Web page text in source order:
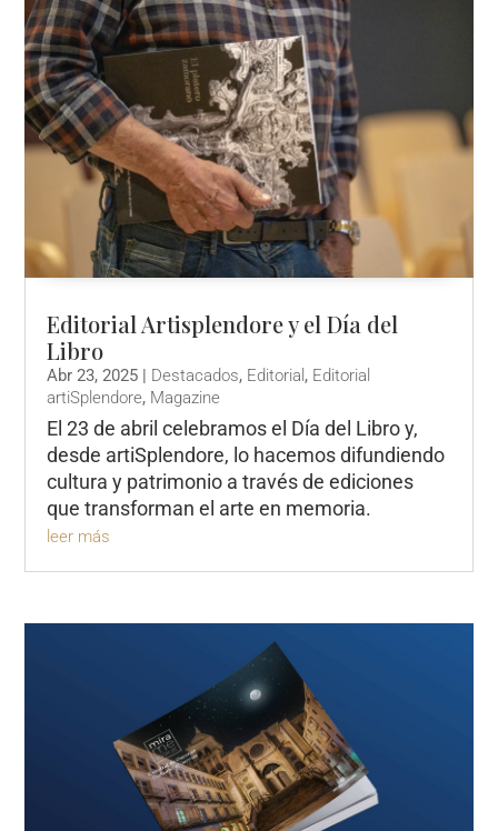
Editorial Artisplendore y el Día del
Libro
Abr 23, 2025 | Destacados, Editorial , Editorial
artiSplendore, Magazine
El 23 de abril celebramos el Día del Libro y,
desde artiSplendore, lo hacemos difundiendo
cultura y patrimonio a través de ediciones
que transforman el arte en memoria.
leer más